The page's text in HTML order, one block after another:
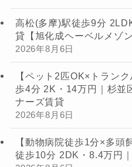
高松(多摩)駅徒歩9分
貸【旭化成ヘーベルメゾ
2026年8月6日
【ペット2匹OK×トラン
歩4分 2K・14万円｜杉並
ナーズ賃貸
2026年8月6日
【動物病院徒歩1分×多頭
徒歩10分 2DK・8.4万円